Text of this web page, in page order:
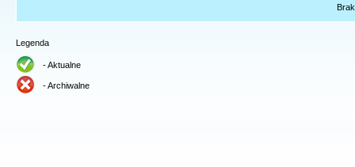
Legenda
- Aktualne
- Archiwalne